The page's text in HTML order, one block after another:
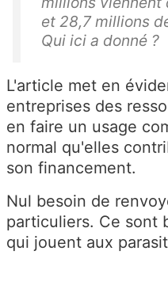
et 28,7 millions
Qui ici a donné ?
L'article met en
entreprises des
en faire un usage
normal qu'elles
son financement.
Nul besoin de
particuliers. Ce sont
qui jouent aux